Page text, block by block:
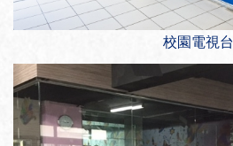
校園電視台